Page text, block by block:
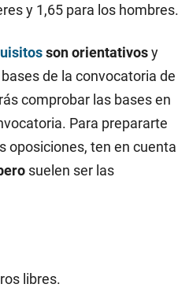
y 1,65 para los hombres.
son orientativosy
de la convocatoria de
comprobar las bases en
Para prepararte
oposiciones, ten en cuenta
suelen ser las
libres.